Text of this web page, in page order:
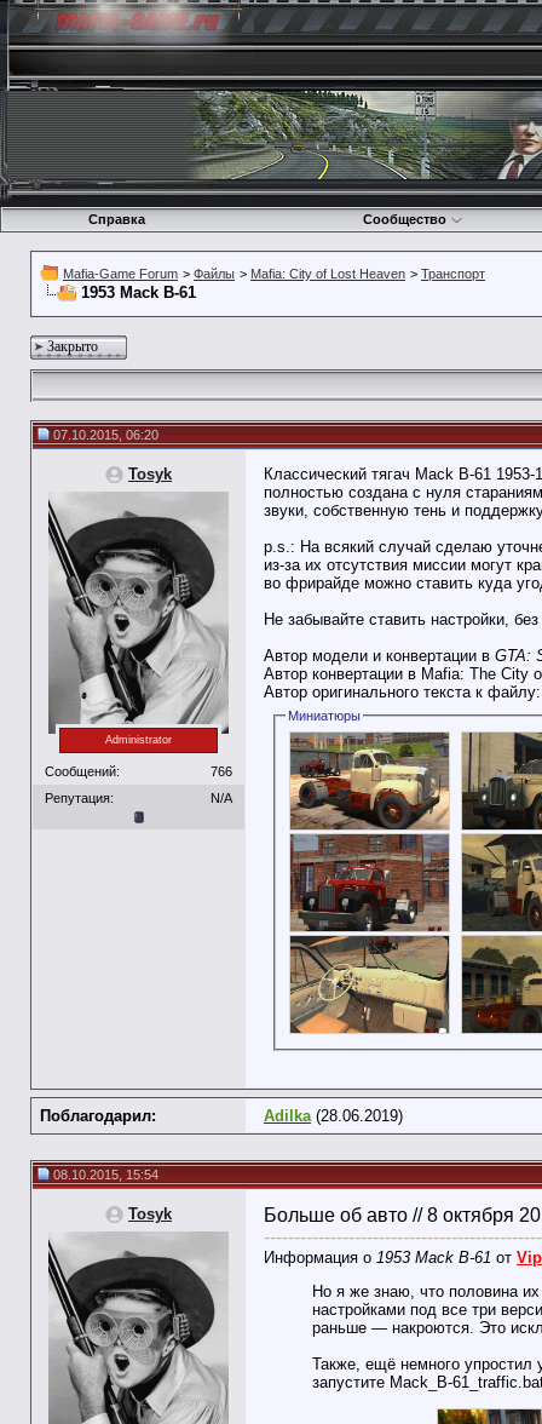
Справка Сообщество
Mafia-Game Forum > Файлы > Mafia: City of Lost Heaven > Транспорт
1953 Mack B-61
Закрыто
07.10.2015, 06:20
Tosyk
Administrator
Сообщений:
766
Репутация:
N/A
Классический тягач Mack B-61
полностью создана с нуля
звуки, собственную тень и
p.s.: На всякий случай сделаю
из-за их отсутствия миссии могут
во фрирайде можно ставить куда
Не забывайте ставить настройки,
Автор модели и конвертации в GTA:
Автор конвертации в Mafia: The City
Автор оригинального текста к
Миниатюры
Поблагодарил: Adilka(28.06.2019)
08.10.2015, 15:54
Tosyk
Больше об авто // 8 октября
Информация о 1953 Mack B-61 от
Но я же знаю, что половина
настройками под все три
раньше — накроются. Это
Также, ещё немного упростил
запустите Mack_B-